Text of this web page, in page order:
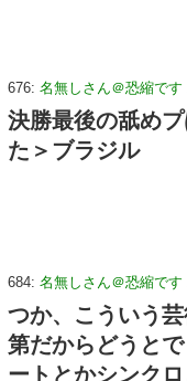
676: 名無しさん＠恐縮です
決勝最後の舐め
た＞ブラジル
684: 名無しさん＠恐縮です
つか、こういう
第だからどうと
ートとかシンク